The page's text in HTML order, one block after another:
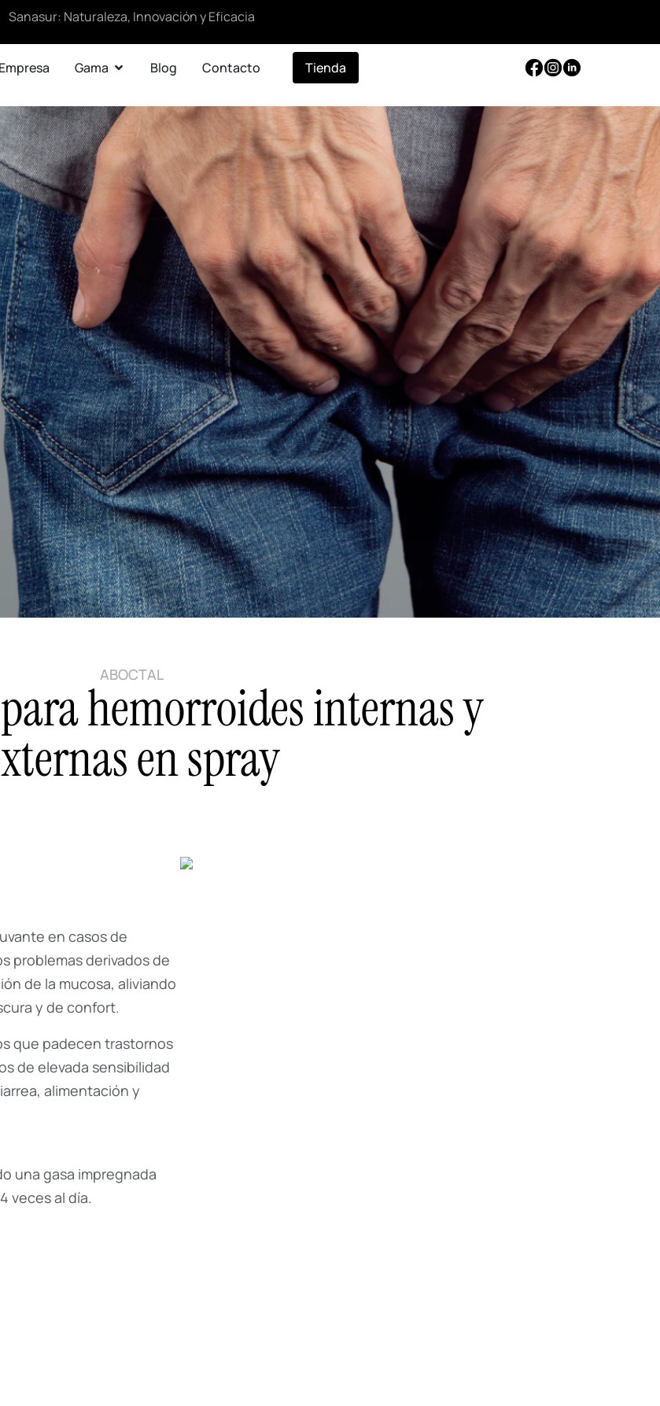
Sanasur: Naturaleza, Innovación y Eficacia
Empresa Gama Blog Contacto Tienda
ABOCTAL
hemorroides internas y
en spray
en casos de
problemas derivados de
de la mucosa, aliviando
y de confort.
que padecen trastornos
de elevada sensibilidad
alimentación y
una gasa impregnada
veces al día.